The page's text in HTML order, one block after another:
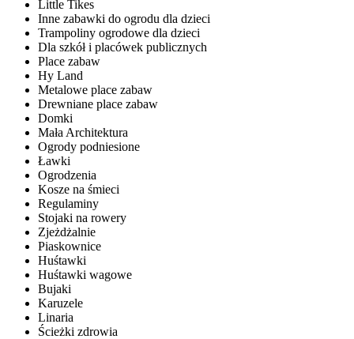
Little Tikes
Inne zabawki do ogrodu dla dzieci
Trampoliny ogrodowe dla dzieci
Dla szkół i placówek publicznych
Place zabaw
Hy Land
Metalowe place zabaw
Drewniane place zabaw
Domki
Mała Architektura
Ogrody podniesione
Ławki
Ogrodzenia
Kosze na śmieci
Regulaminy
Stojaki na rowery
Zjeżdżalnie
Piaskownice
Huśtawki
Huśtawki wagowe
Bujaki
Karuzele
Linaria
Ścieżki zdrowia